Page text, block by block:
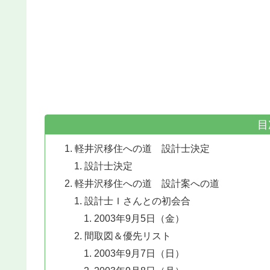
軽井沢移住への道 設計士決定
設計士決定
軽井沢移住への道 設計案への道
設計士Ｉさんとの初会合
2003年9月5日（金）
間取図＆優先リスト
2003年9月7日（日）